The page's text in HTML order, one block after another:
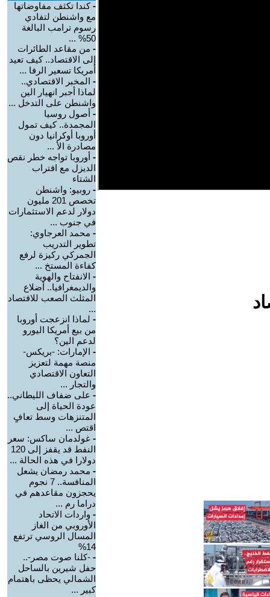
-كندا تكثف مفاوضاتها
مع واشنطن لتفادي
رسوم ترامب البالغة
50% ...
- من مقاعد الطائرات
إلى الاقتصاد.. كيف تعيد
أمريكا تسعير الرفا ...
- المخبر الاقتصادي..
لماذا أجبر انهيار الين
واشنطن على التدخل ...
- أصول روسيا
المجمدة.. كيف تمول
أوروبا أوكرانيا دون
مصادرة الأ ...
- أوروبا تواجه خطر نقص
الديزل مع اقتراب
الشتاء
- روبيو: واشنطن
تخصص 201 مليون
دولار لدعم الاستثمارات
في جنوب ...
- محمد العرجاوي:
تطوير التدريب
الجمركي ركيزة لرفع
كفاءة المستخ ...
- الانفتاح والهوية
والديمغرافيا.. أضلاع
المثلث الصعب للاقتصاد
...
- لماذا انزعجت أوروبا
من بيع أمريكا اليورو
لدعم الين؟
- الإمارات: -بريكس-
منصة مهمة لتعزيز
التعاون الاقتصادي
والتجار ...
- على ضفاف الليطاني..
عودة الحياة إلى
المتنزهات وسط تعافٍ
اقتص ...
- غولدمان ساكس: سعر
النفط قد يقفز إلى 120
دولارا في هذه الحالة ...
- محمد رمضان يشعل
المنافسة.. 7 نجوم
يحجزون مقاعدهم في
دراما رم ...
- واردات الاتحاد
الأوروبي من الغاز
المسال الروسي ترتفع
14%
- -كلنا صوت مصر-..
حفل شيرين بالساحل
الشمالي يحظى باهتمام
كبير ...